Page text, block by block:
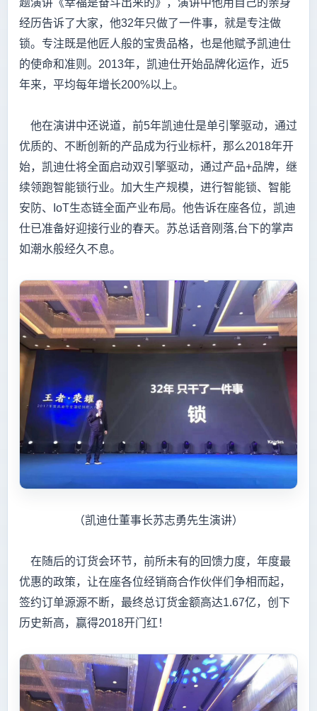
题演讲《幸福是奋斗出来的》，演讲中他用自己的亲身
经历告诉了大家，他32年只做了一件事，就是专注做
锁。专注既是他匠人般的宝贵品格，也是他赋予凯迪仕
的使命和准则。2013年，凯迪仕开始品牌化运作，近5
年来，平均每年增长200%以上。
他在演讲中还说道，前5年凯迪仕是单引擎驱动，通过
优质的、不断创新的产品成为行业标杆，那么2018年开
始，凯迪仕将全面启动双引擎驱动，通过产品+品牌，继
续领跑智能锁行业。加大生产规模，进行智能锁、智能
安防、IoT生态链全面产业布局。他告诉在座各位，凯迪
仕已准备好迎接行业的春天。苏总话音刚落,台下的掌声
如潮水般经久不息。
（凯迪仕董事长苏志勇先生演讲）
在随后的订货会环节，前所未有的回馈力度，年度最
优惠的政策，让在座各位经销商合作伙伴们争相而起，
签约订单源源不断，最终总订货金额高达1.67亿，创下
历史新高，赢得2018开门红！